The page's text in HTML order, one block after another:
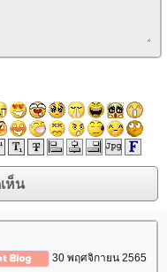
30 พฤศจิกายน 2565